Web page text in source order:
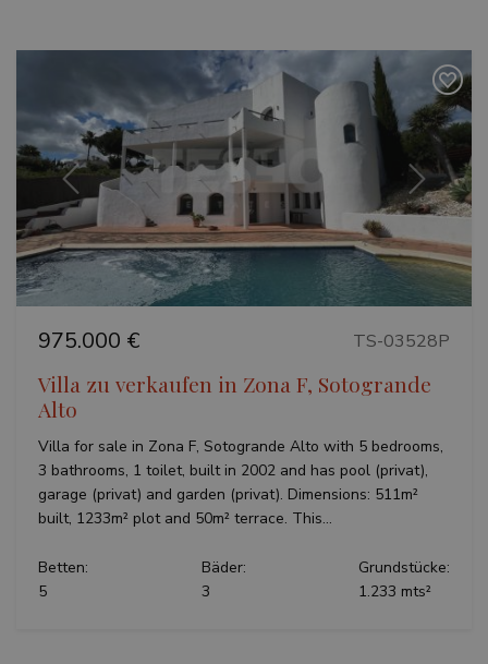
Vorherige Weiter
975.000 € TS-03528P
Villa zu verkaufen in Zona F, Sotogrande
Alto
Villa for sale in Zona F, Sotogrande Alto with 5 bedrooms,
3 bathrooms, 1 toilet, built in 2002 and has pool (privat),
garage (privat) and garden (privat). Dimensions: 511m²
built, 1233m² plot and 50m² terrace. This...
Betten:
5
Bäder:
3
Grundstücke:
1.233 mts²